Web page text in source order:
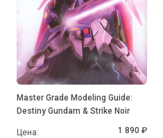
Master Grade Modeling Guide:
Destiny Gundam & Strike Noir
Цена: 1 890 ₽